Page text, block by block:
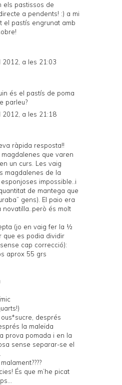
els pastissos de
a pendents! :) a mi
el pastís engrunat amb
a les 21:03
és el pastís de poma
parleu?
a les 21:18
ràpida resposta!!
que varen
un curs. Les vaig
magdalenes de la
impossible..i
de mantega que
gens). El paio era
novatilla..però és molt
(jo en vaig fer la ½
que es podia dividir
cap correcció):
aprox 55 grs
després
la maleïda
prova pomada i en la
sense separar-se el
És que m’he picat